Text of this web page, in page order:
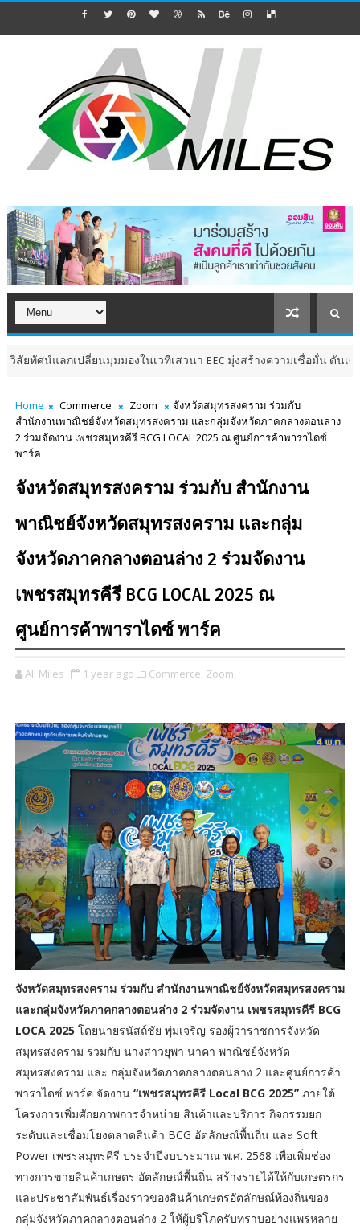
มุมมองในเวทีเสวนา EEC มุ่งสร้างความเชื่อมั่น ดันเศรษฐกิจโตคู่คุณภา
Home Commerce Zoom
จังหวัดสมุทรสงคราม ร่วมกับ
สำนักงานพาณิชย์จังหวัดสมุทรสงคราม และกลุ่มจังหวัดภาคกลางตอนล่าง
2 ร่วมจัดงาน เพชรสมุทรคีรี BCG LOCAL 2025 ณ ศูนย์การค้าพาราไดซ์
พาร์ค
จังหวัดสมุทรสงคราม ร่วมกับ สำนักงาน
พาณิชย์จังหวัดสมุทรสงคราม และกลุ่ม
จังหวัดภาคกลางตอนล่าง 2 ร่วมจัดงาน
เพชรสมุทรคีรี BCG LOCAL 2025 ณ
ศูนย์การค้าพาราไดซ์ พาร์ค
All Miles 1 year ago Commerce, Zoom,
จังหวัดสมุทรสงคราม ร่วมกับ สำนักงานพาณิชย์จังหวัดสมุทรสงคราม
และกลุ่มจังหวัดภาคกลางตอนล่าง 2 ร่วมจัดงาน เพชรสมุทรคีรี BCG
LOCA 2025 โดยนายรนัสถ์ชัย พุ่มเจริญ รองผู้ว่าราชการจังหวัด
สมุทรสงคราม ร่วมกับ นางสาวยุพา นาคา พาณิชย์จังหวัด
สมุทรสงคราม และ กลุ่มจังหวัดภาคกลางตอนล่าง 2 และศูนย์การค้า
พาราไดซ์ พาร์ค จัดงาน“เพชรสมุทรคีรี Local BCG 2025”ภายใต้
โครงการเพิ่มศักยภาพการจำหน่าย สินค้าและบริการ กิจกรรมยก
ระดับและเชื่อมโยงตลาดสินค้า BCG อัตลักษณ์พื้นถิ่น และ Soft
Power เพชรสมุทรคีรี ประจำปีงบประมาณ พ.ศ. 2568 เพื่อเพิ่มช่อง
ทางการขายสินค้าเกษตร อัตลักษณ์พื้นถิ่น สร้างรายได้ให้กับเกษตรกร
และประชาสัมพันธ์เรื่องราวของสินค้าเกษตรอัตลักษณ์ท้องถิ่นของ
กลุ่มจังหวัดภาคกลางตอนล่าง 2 ให้ผู้บริโภครับทราบอย่างแพร่หลาย